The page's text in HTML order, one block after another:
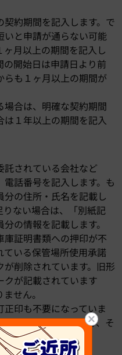
約期間を記入します。で
いと申請が通らない可能
月以上の期間を記入し
の開始日は申請日より前
らも１ヶ月以上の期間が
合は、明確な契約期間
１年以上の期間を記入
託されている会社など
話番号を記入します。も
分の住所・氏名を記載し
ない場合は、「別紙記
の情報を記載します。
証明書類への押印が不
いる保管場所使用承諾
削除されています。旧形
クが記載されています
せん。
印も不要になっていま
文字に二重線を引き、そ
しましょう。